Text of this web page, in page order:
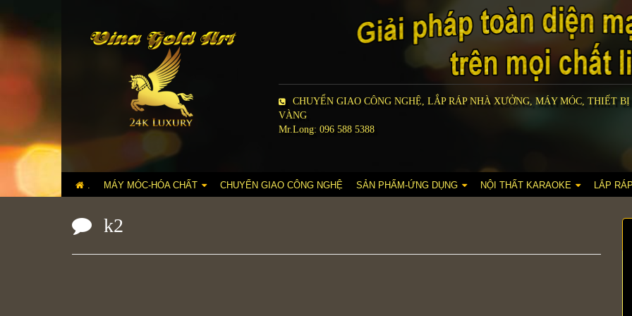
CHUYỂN GIAO CÔNG NGHỆ, LẮP RÁP NHÀ XƯỞNG, MÁY MÓC, THIẾT
VÀNG
Mr.Long: 096 588 5388
MÁY MÓC-HÓA CHẤT CHUYỂN GIAO CÔNG NGHỆ SẢN PHẨM-ỨNG DỤNG NỘI THẤT KARAOKE LẮP
k2